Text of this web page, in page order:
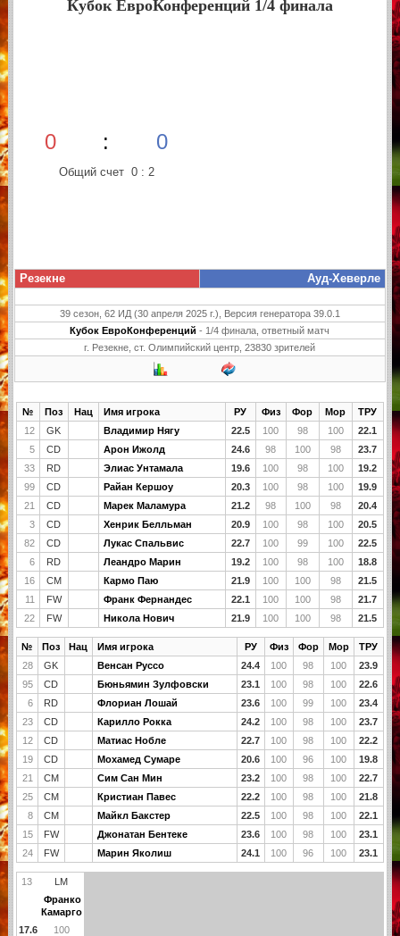
Кубок ЕвроКонференций 1/4 финала
0 : 0
Общий счет 0 : 2
Резекне Ауд-Хеверле
39 сезон, 62 ИД (30 апреля 2025 г.), Версия генератора 39.0.1
Кубок ЕвроКонференций - 1/4 финала, ответный матч
г. Резекне, ст. Олимпийский центр, 23830 зрителей
№ Поз Нац Имя игрока РУ Физ Фор Мор
ТРУ
12
GK Владимир Нягу 22.5 100 98 100
22.1
5
CD Арон Ижолд 24.6 98 100 98
23.7
33
RD Элиас Унтамала 19.6 100 98 100
19.2
99
CD Райан Кершоу 20.3 100 98 100
19.9
21
CD Марек Маламура 21.2 98 100 98
20.4
3
CD Хенрик Белльман 20.9 100 98 100
20.5
82
CD Лукас Спальвис 22.7 100 99 100
22.5
6
RD Леандро Марин 19.2 100 98 100
18.8
16
CM Кармо Паю 21.9 100 100 98
21.5
11
FW Франк Фернандес 22.1 100 100 98
21.7
22
FW Никола Нович 21.9 100 100 98 21.5
№ Поз Нац Имя игрока РУ Физ Фор Мор
ТРУ
28
GK Венсан Руссо 24.4 100 98 100
23.9
95
CD Бюньямин Зулфовски 23.1 100 98 100
22.6
6
RD Флориан Лошай 23.6 100 99 100
23.4
23
CD Карилло Рокка 24.2 100 98 100
23.7
12
CD Матиас Нобле 22.7 100 98 100
22.2
19
CD Мохамед Сумаре 20.6 100 96 100
19.8
21
CM Сим Сан Мин 23.2 100 98 100
22.7
25
CM Кристиан Павес 22.2 100 98 100
21.8
8
CM Майкл Бакстер 22.5 100 98 100
22.1
15
FW Джонатан Бентеке 23.6 100 98 100
23.1
24
FW Марин Яколиш 24.1 100 96 100 23.1
13
LM
Франко
Камарго
17.6
100